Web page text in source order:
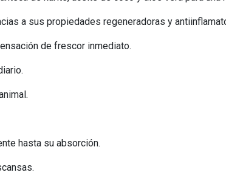
a sus propiedades regeneradoras y
de frescor inmediato.
hasta su absorción.